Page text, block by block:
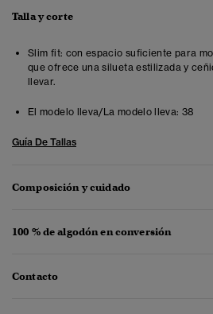
Talla y corte
Slim fit: con espacio suficiente para
que ofrece una silueta estilizada y
llevar.
El modelo lleva/La modelo lleva: 38
Guía De Tallas
Composición y cuidado
100 % de algodón en conversión
Contacto